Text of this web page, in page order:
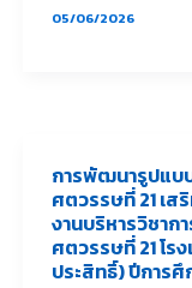
05/06/2026
การพัฒนารูปแบ
ศตวรรษที่ 21 เส
งานบริหารวิชา
ศตวรรษที่ 21 โร
ประสิทธิ์) ปีการศึ